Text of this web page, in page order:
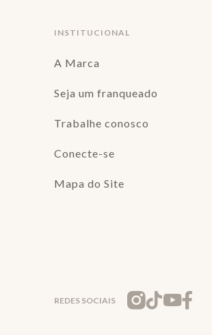
INSTITUCIONAL
A Marca
Seja um franqueado
Trabalhe conosco
Conecte-se
Mapa do Site
REDES SOCIAIS